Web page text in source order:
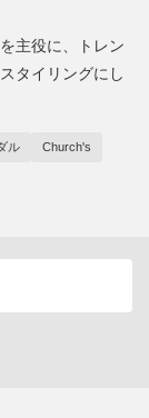
主役に、トレン
タイリングにし
ル Church's